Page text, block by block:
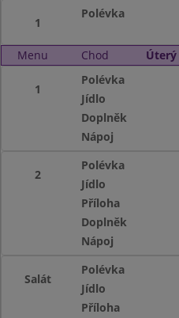
1
Polévka
Menu Chod Úterý
1
Polévka
Jídlo
Doplněk
Nápoj
2
Polévka
Jídlo
Příloha
Doplněk
Nápoj
Salát
Polévka
Jídlo
Příloha